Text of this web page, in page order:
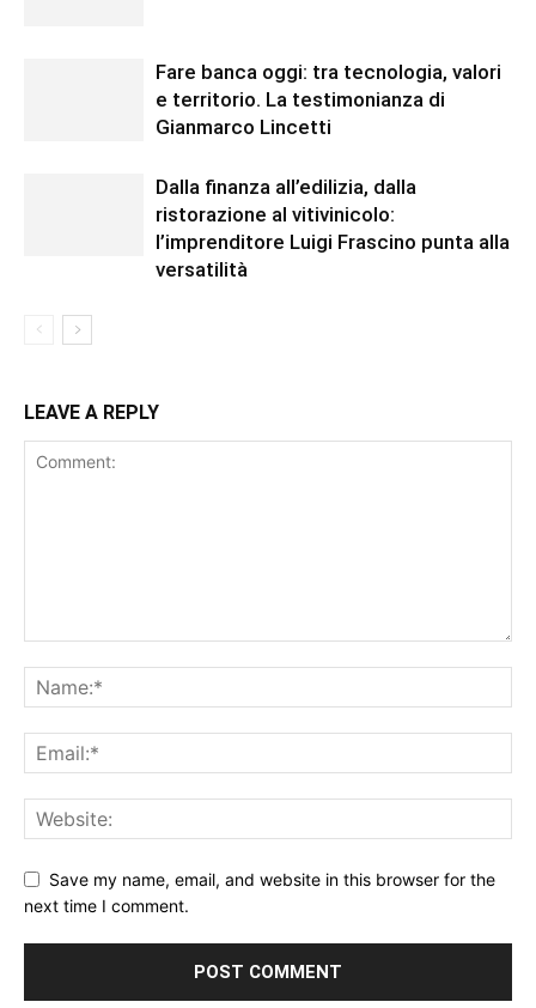
Fare banca oggi: tra tecnologia, valori
e territorio. La testimonianza di
Gianmarco Lincetti
Dalla finanza all’edilizia, dalla
ristorazione al vitivinicolo:
l’imprenditore Luigi Frascino punta alla
versatilità
LEAVE A REPLY
Save my name, email, and website in this browser for the
next time I comment.